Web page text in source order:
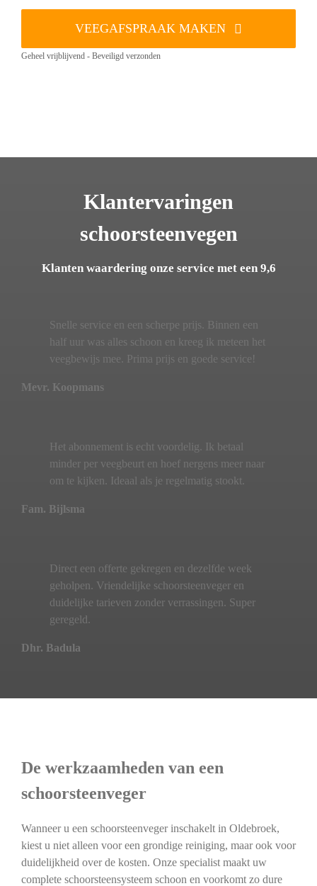
VEEGAFSPRAAK MAKEN
Geheel vrijblijvend - Beveiligd verzonden
Klantervaringen
schoorsteenvegen
Klanten waardering onze service met een 9,6
Snelle service en een scherpe prijs. Binnen een
half uur was alles schoon en kreeg ik meteen het
veegbewijs mee. Prima prijs en goede service!
Mevr. Koopmans
Het abonnement is echt voordelig. Ik betaal
minder per veegbeurt en hoef nergens meer naar
om te kijken. Ideaal als je regelmatig stookt.
Fam. Bijlsma
Direct een offerte gekregen en dezelfde week
geholpen. Vriendelijke schoorsteenveger en
duidelijke tarieven zonder verrassingen. Super
geregeld.
Dhr. Badula
De werkzaamheden van een
schoorsteenveger
Wanneer u een schoorsteenveger inschakelt in Oldebroek,
kiest u niet alleen voor een grondige reiniging, maar ook voor
duidelijkheid over de kosten. Onze specialist maakt uw
complete schoorsteensysteem schoon en voorkomt zo dure